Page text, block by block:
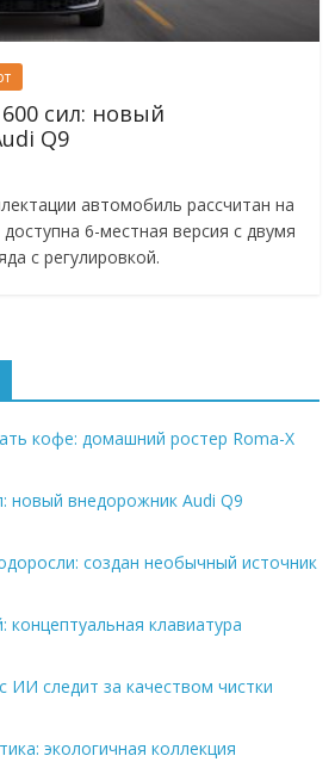
сил: новый
Q9
автомобиль рассчитан на
6-местная версия с двумя
с регулировкой.
кофе: домашний ростер Roma-X
новый внедорожник Audi Q9
создан необычный источник
клавиатура
ИИ следит за качеством чистки
экологичная коллекция